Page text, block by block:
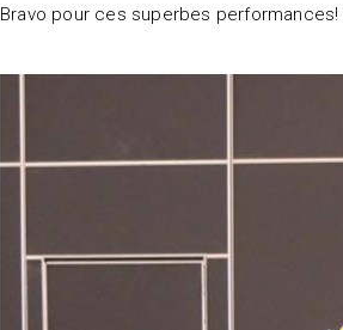
Bravo pour ces superbes performances!